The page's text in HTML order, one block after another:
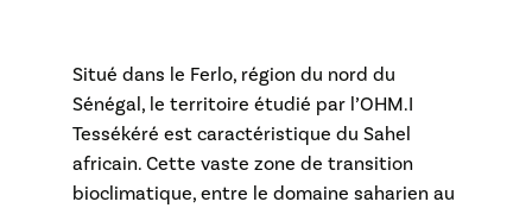
Situé dans le Ferlo, région du nord du
Sénégal, le territoire étudié par l’OHM.I
Tessékéré est caractéristique du Sahel
africain. Cette vaste zone de transition
bioclimatique, entre le domaine saharien au